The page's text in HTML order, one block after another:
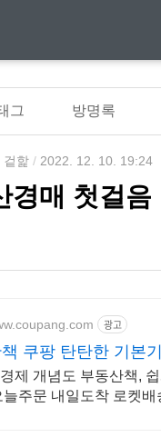
그 방명록
겉핥 / 2022. 12. 10. 19:24
경매 첫걸
광고
쿠팡 탄탄한 기본기
제 개념도 부동산책,
늘주문 내일도착 로켓